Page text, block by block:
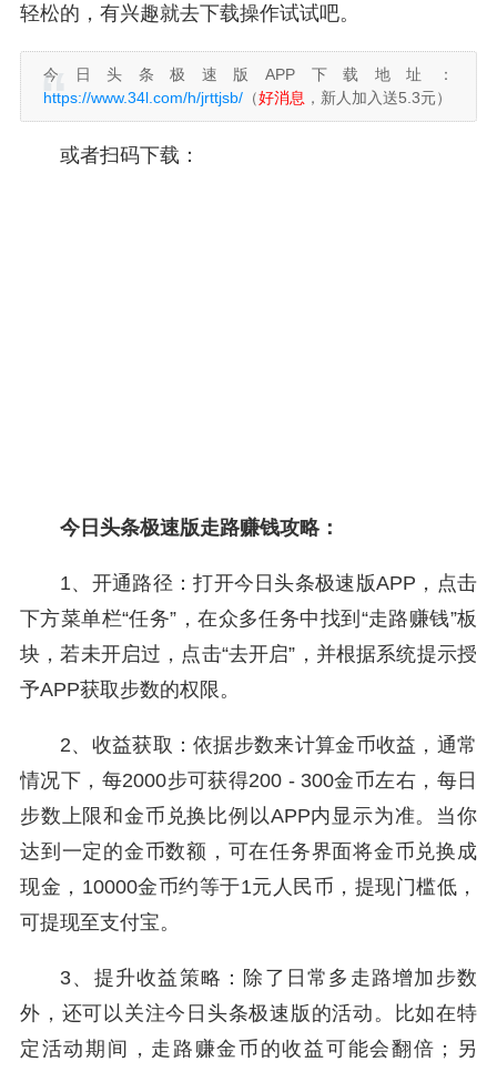
轻松的，有兴趣就去下载操作试试吧。
今日头条极速版APP下载地址：
https://www.34l.com/h/jrttjsb/ （好消息 ，新人加入送5.3元）
或者扫码下载：
今日头条极速版走路赚钱攻略：
1、开通路径：打开今日头条极速版APP，点击
下方菜单栏“任务”，在众多任务中找到“走路赚钱”板
块，若未开启过，点击“去开启”，并根据系统提示授
予APP获取步数的权限。
2、收益获取：依据步数来计算金币收益，通常
情况下，每2000步可获得200 - 300金币左右，每日
步数上限和金币兑换比例以APP内显示为准。当你
达到一定的金币数额，可在任务界面将金币兑换成
现金，10000金币约等于1元人民币，提现门槛低，
可提现至支付宝。
3、提升收益策略：除了日常多走路增加步数
外，还可以关注今日头条极速版的活动。比如在特
定活动期间，走路赚金币的收益可能会翻倍；另